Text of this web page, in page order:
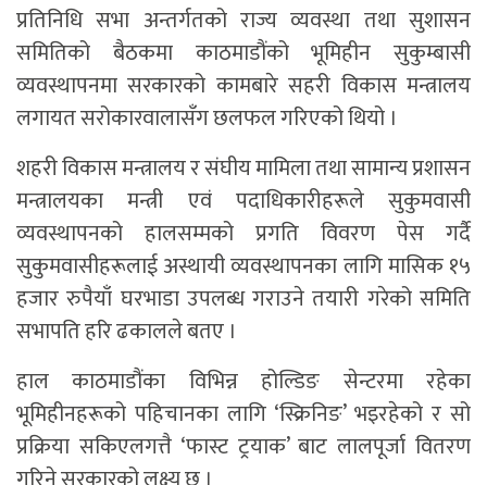
प्रतिनिधि सभा अन्तर्गतको राज्य व्यवस्था तथा सुशासन
समितिको बैठकमा काठमाडौंको भूमिहीन सुकुम्बासी
व्यवस्थापनमा सरकारको कामबारे सहरी विकास मन्त्रालय
लगायत सरोकारवालासँग छलफल गरिएको थियो ।
शहरी विकास मन्त्रालय र संघीय मामिला तथा सामान्य प्रशासन
मन्त्रालयका मन्त्री एवं पदाधिकारीहरूले सुकुमवासी
व्यवस्थापनको हालसम्मको प्रगति विवरण पेस गर्दै
सुकुमवासीहरूलाई अस्थायी व्यवस्थापनका लागि मासिक १५
हजार रुपैयाँ घरभाडा उपलब्ध गराउने तयारी गरेको समिति
सभापति हरि ढकालले बतए ।
हाल काठमाडौंका विभिन्न होल्डिङ सेन्टरमा रहेका
भूमिहीनहरूको पहिचानका लागि ‘स्क्रिनिङ’ भइरहेको र सो
प्रक्रिया सकिएलगत्तै ‘फास्ट ट्रयाक’ बाट लालपूर्जा वितरण